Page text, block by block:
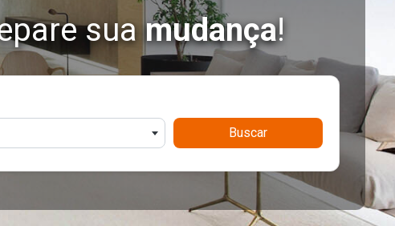
suamudança!
Buscar